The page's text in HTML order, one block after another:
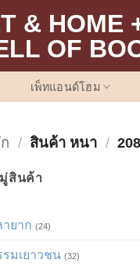
เพ็ทแอนด์โฮม
/ สินค้า หนา /
สินค้า
ยาก (24)
มเยาวชน (32)